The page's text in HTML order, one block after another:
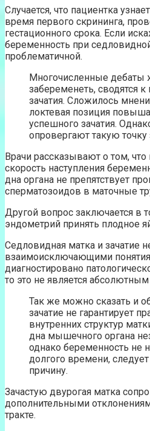
Случается, что пациентка
время первого скрининга,
гестационного срока. Если
беременность при
проблематичной.
Многочисленные
забеременеть, сводятся
зачатия. Сложилось
локтевая позиция
успешного зачатия.
опровергают такую точку
Врачи рассказывают о том, что
скорость наступления
дна органа не препятствует
сперматозоидов в маточные
Другой вопрос заключается в
эндометрий принять плодное
Седловидная матка и зачатие
взаимоисключающими
диагностировано
то это не является
Так же можно сказать и
зачатие не гарантирует
внутренних структур
дна мышечного органа
однако беременность не
долгого времени,
причину.
Зачастую двурогая матка
дополнительными
тракте.